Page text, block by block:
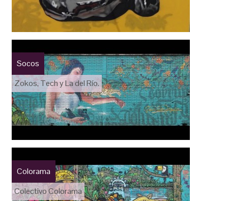
Socos
Zokos, Tech y La del Río.
Colorama
Colectivo Colorama